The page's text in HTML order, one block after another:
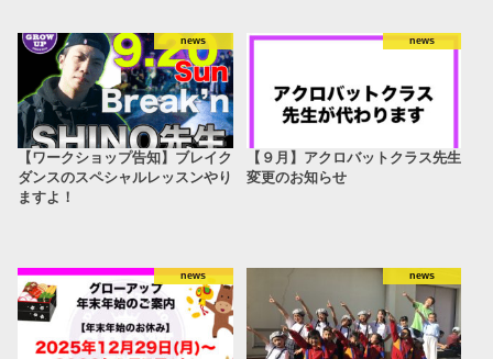
news
【ワークショップ告知】ブレイク
ダンスのスペシャルレッスンやり
ますよ！
news
【９月】アクロバットクラス先生
変更のお知らせ
news news